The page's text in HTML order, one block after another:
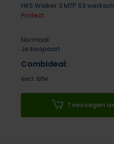
HKS Walker 3 MTP S3
Protect
Normaal:
Je bespaart
Combideal:
excl. btw
Toevoegen